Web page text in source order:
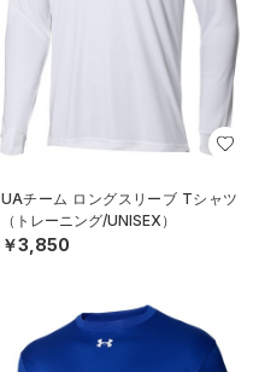
UAチーム ロングスリーブ Tシャツ
（トレーニング/UNISEX）
￥3,850